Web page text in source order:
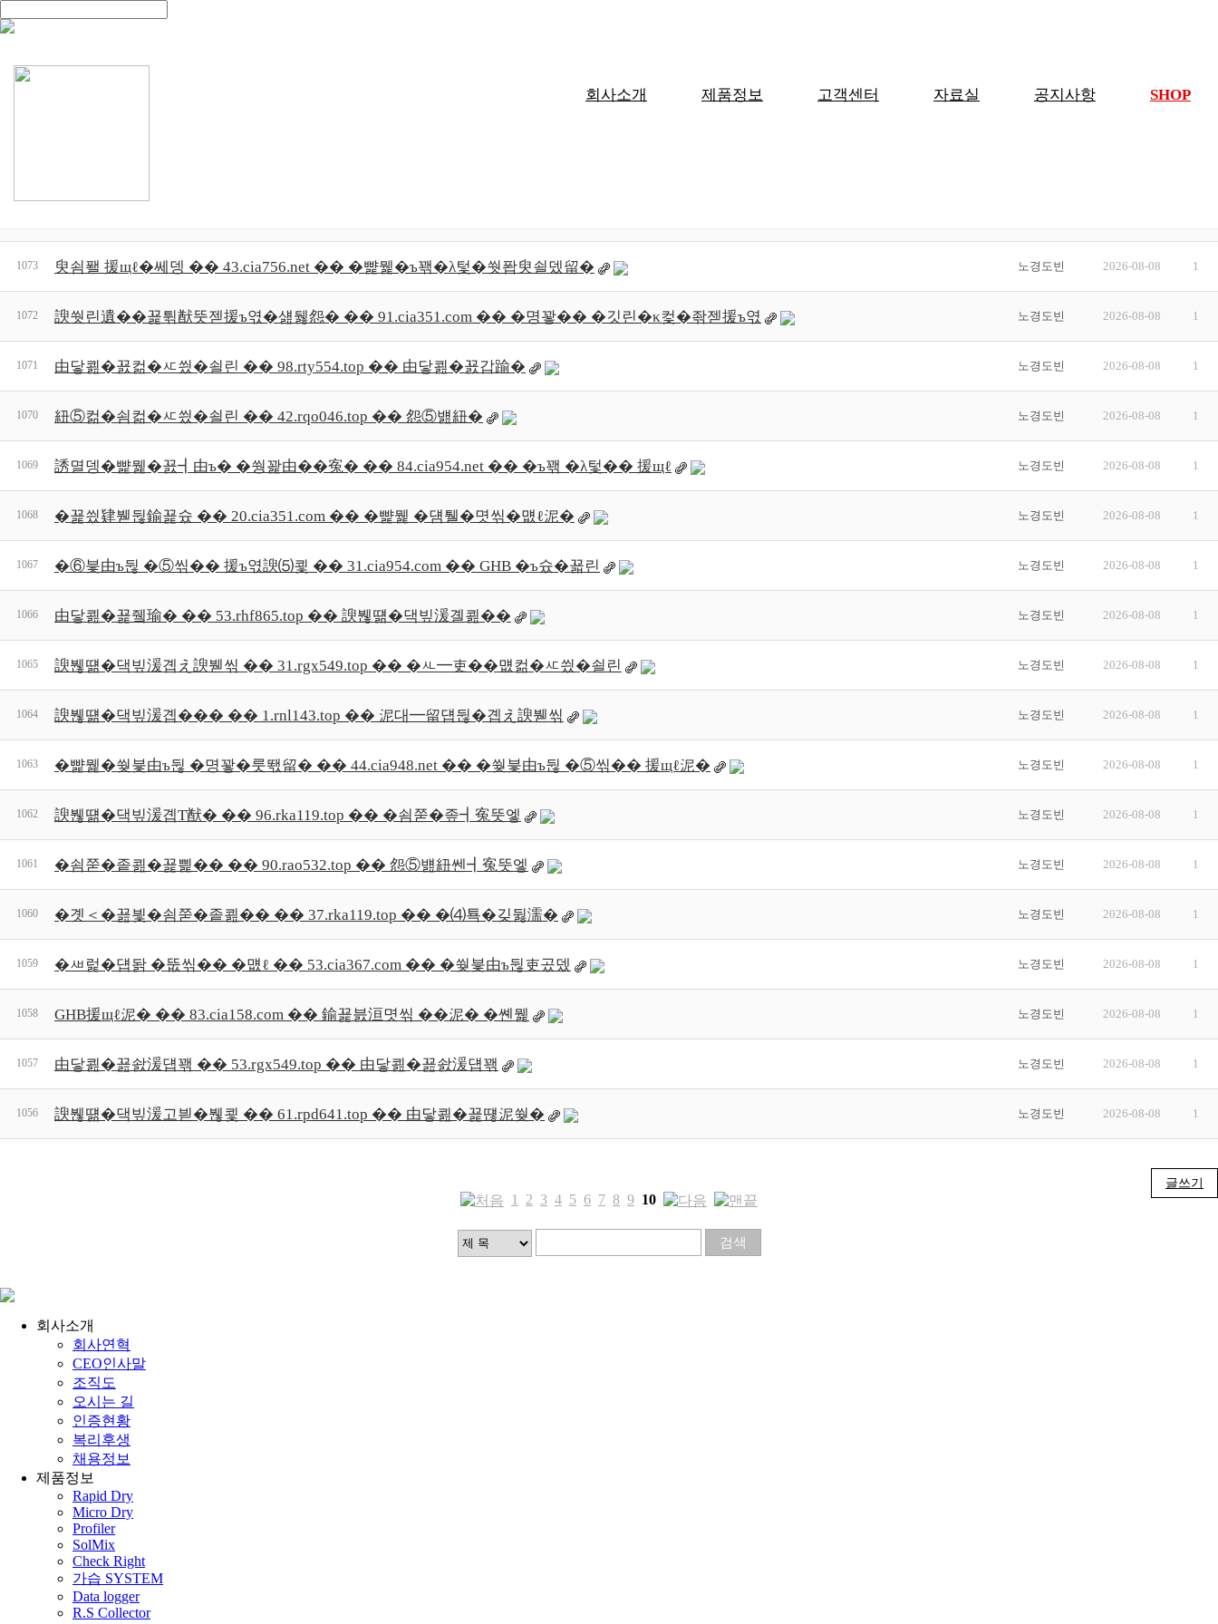
회사소개 제품정보 고객센터 자료실 공지사항 SHOP
1073 臾쇰퐬 援щℓ�쎄뎅 �� 43.cia756.net �� �뺥뭹�ъ꽦�λ텇�쒓퐙臾쇨뎄留� 노경도빈 2026-08-08 1
1072 諛쒓린遺��꾩튂猷뚯젣援ъ엯�섎뒗怨� �� 91.cia351.com �� �명꽣�� �깃린�κ컻�좎젣援ъ엯 노경도빈 2026-08-08 1
1071 由닿쾶�꾨컮�ㅼ씠�쇨린 �� 98.rty554.top �� 由닿쾶�꾨갑踰� 노경도빈 2026-08-08 1
1070 紐⑤컮�쇰컮�ㅼ씠�쇨린 �� 42.rqo046.top �� 怨⑤뱶紐� 노경도빈 2026-08-08 1
1069 誘멸뎅�뺥뭹�꾨┫由ъ� �쒕꽕由��寃� �� 84.cia954.net �� �ъ꽦 �λ텇�� 援щℓ 노경도빈 2026-08-08 1
1068 �꾩씠肄붿뒪鍮꾩슜 �� 20.cia351.com �� �뺥뭹 �덈퉬�몃씪�먮ℓ泥� 노경도빈 2026-08-08 1
1067 �⑥븣由ъ뒪 �⑤씪�� 援ъ엯諛⑸쾿 �� 31.cia954.com �� GHB �ъ슜�꾧린 노경도빈 2026-08-08 1
1066 由닿쾶�꾩쥌瑜� �� 53.rhf865.top �� 諛붾떎�댁빞湲곌쾶�� 노경도빈 2026-08-08 1
1065 諛붾떎�댁빞湲곕え諛붿씪 �� 31.rgx549.top �� �ㅻ━吏��먮컮�ㅼ씠�쇨린 노경도빈 2026-08-08 1
1064 諛붾떎�댁빞湲곕��� �� 1.rnl143.top �� 泥대━留덉뒪�곕え諛붿씪 노경도빈 2026-08-08 1
1063 �뺥뭹�쒖븣由ъ뒪 �명꽣�룻뙋留� �� 44.cia948.net �� �쒖븣由ъ뒪 �⑤씪�� 援щℓ泥� 노경도빈 2026-08-08 1
1062 諛붾떎�댁빞湲곕Т猷� �� 96.rka119.top �� �쇰쭏�좊┫寃뚯엫 노경도빈 2026-08-08 1
1061 �쇰쭏�좉쾶�꾩삁�� �� 90.rao532.top �� 怨⑤뱶紐쎈┫寃뚯엫 노경도빈 2026-08-08 1
1060 �곗＜�꾪븿�쇰쭏�좉쾶�� �� 37.rka119.top �� �⑷툑�깆뒳濡� 노경도빈 2026-08-08 1
1059 �ㅽ럹�덉돩 �뚮씪�� �먮ℓ �� 53.cia367.com �� �쒖븣由ъ뒪吏곴뎄 노경도빈 2026-08-08 1
1058 GHB援щℓ泥� �� 83.cia158.com �� 鍮꾩븘洹몃씪 ��泥� �쏀뭹 노경도빈 2026-08-08 1
1057 由닿쾶�꾪솴湲덉꽦 �� 53.rgx549.top �� 由닿쾶�꾪솴湲덉꽦 노경도빈 2026-08-08 1
1056 諛붾떎�댁빞湲고븯�붾쾿 �� 61.rpd641.top �� 由닿쾶�꾩떊泥쒖� 노경도빈 2026-08-08 1
글쓰기
1 2 3 4 5 6 7 8 9 10
회사소개
회사연혁
CEO인사말
조직도
오시는 길
인증현황
복리후생
채용정보
제품정보
Rapid Dry
Micro Dry
Profiler
SolMix
Check Right
가습 SYSTEM
Data logger
R.S Collector